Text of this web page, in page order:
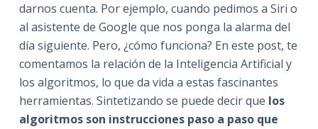
darnos cuenta. Por ejemplo, cuando pedimos a Siri o
al asistente de Google que nos ponga la alarma del
día siguiente. Pero, ¿cómo funciona? En este post, te
comentamos la relación de la Inteligencia Artificial y
los algoritmos, lo que da vida a estas fascinantes
herramientas. Sintetizando se puede decir que los
algoritmos son instrucciones paso a paso que